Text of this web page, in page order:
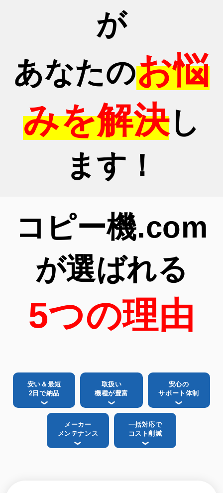
が
あなたのお悩
みを解決し
ます！
コピー機.com
が選ばれる
5つの理由
安い＆最短
2日で納品
取扱い
機種が豊富
安心の
サポート体制
メーカー
メンテナンス
一括対応で
コスト削減